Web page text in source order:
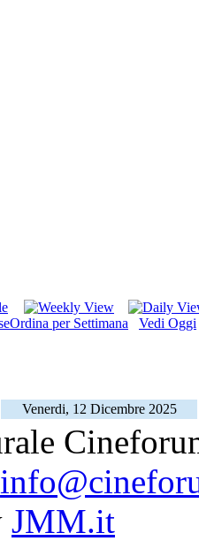
Ordina per Settimana Vedi Oggi
Venerdi, 12 Dicembre 2025
JMM.it